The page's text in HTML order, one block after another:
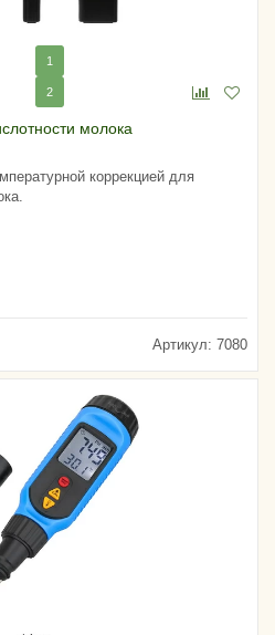
1
2
молока
коррекцией для
Артикул: 7080